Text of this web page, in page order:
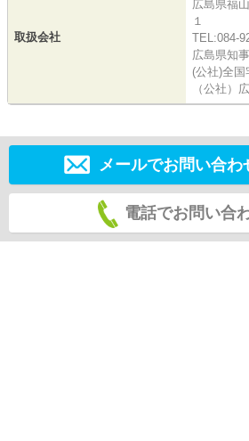
取扱会社
広島県福
１
TEL:084-
広島県知
(公社)全
（公社）
メールでお問い合わ
電話でお問い合